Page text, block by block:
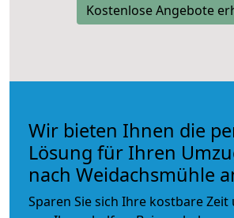
Kostenlose Angebote
Wir bieten Ihnen die
Lösung für Ihren
nach Weidachsmühle
Sparen Sie sich Ihre kostbare Zeit